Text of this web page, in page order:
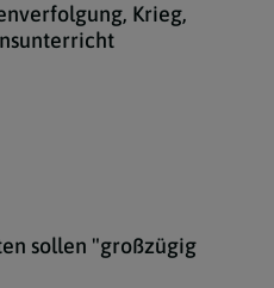
Krieg,
sollen "großzügig